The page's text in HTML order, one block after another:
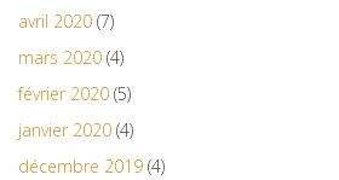
avril 2020 (7)
mars 2020 (4)
février 2020 (5)
janvier 2020 (4)
décembre 2019 (4)